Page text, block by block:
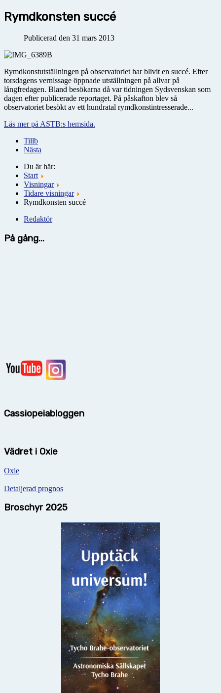
Rymdkonsten succé
Publicerad den 31 mars 2013
Rymdkonstutställningen på observatoriet har blivit en succé. Efter
torsdagens vernissage öppnade utställningen på allvar på
långfredagen. Bland besökarna då var tidningen Sydsvenskan som
dagen efter publicerade reportaget. På påskafton blev så
observatoriet besökt av ett hundratal rymdkonstintresserade...
Läs mer på ASTB:s hemsida.
Tillb
Nästa
Du är här:
Start
Visningar
Tidare visningar
Rymdkonsten succé
Redaktör
På gång...
Cassiopeiabloggen
Vädret i Oxie
Oxie
Detaljerad prognos
Broschyr 2025